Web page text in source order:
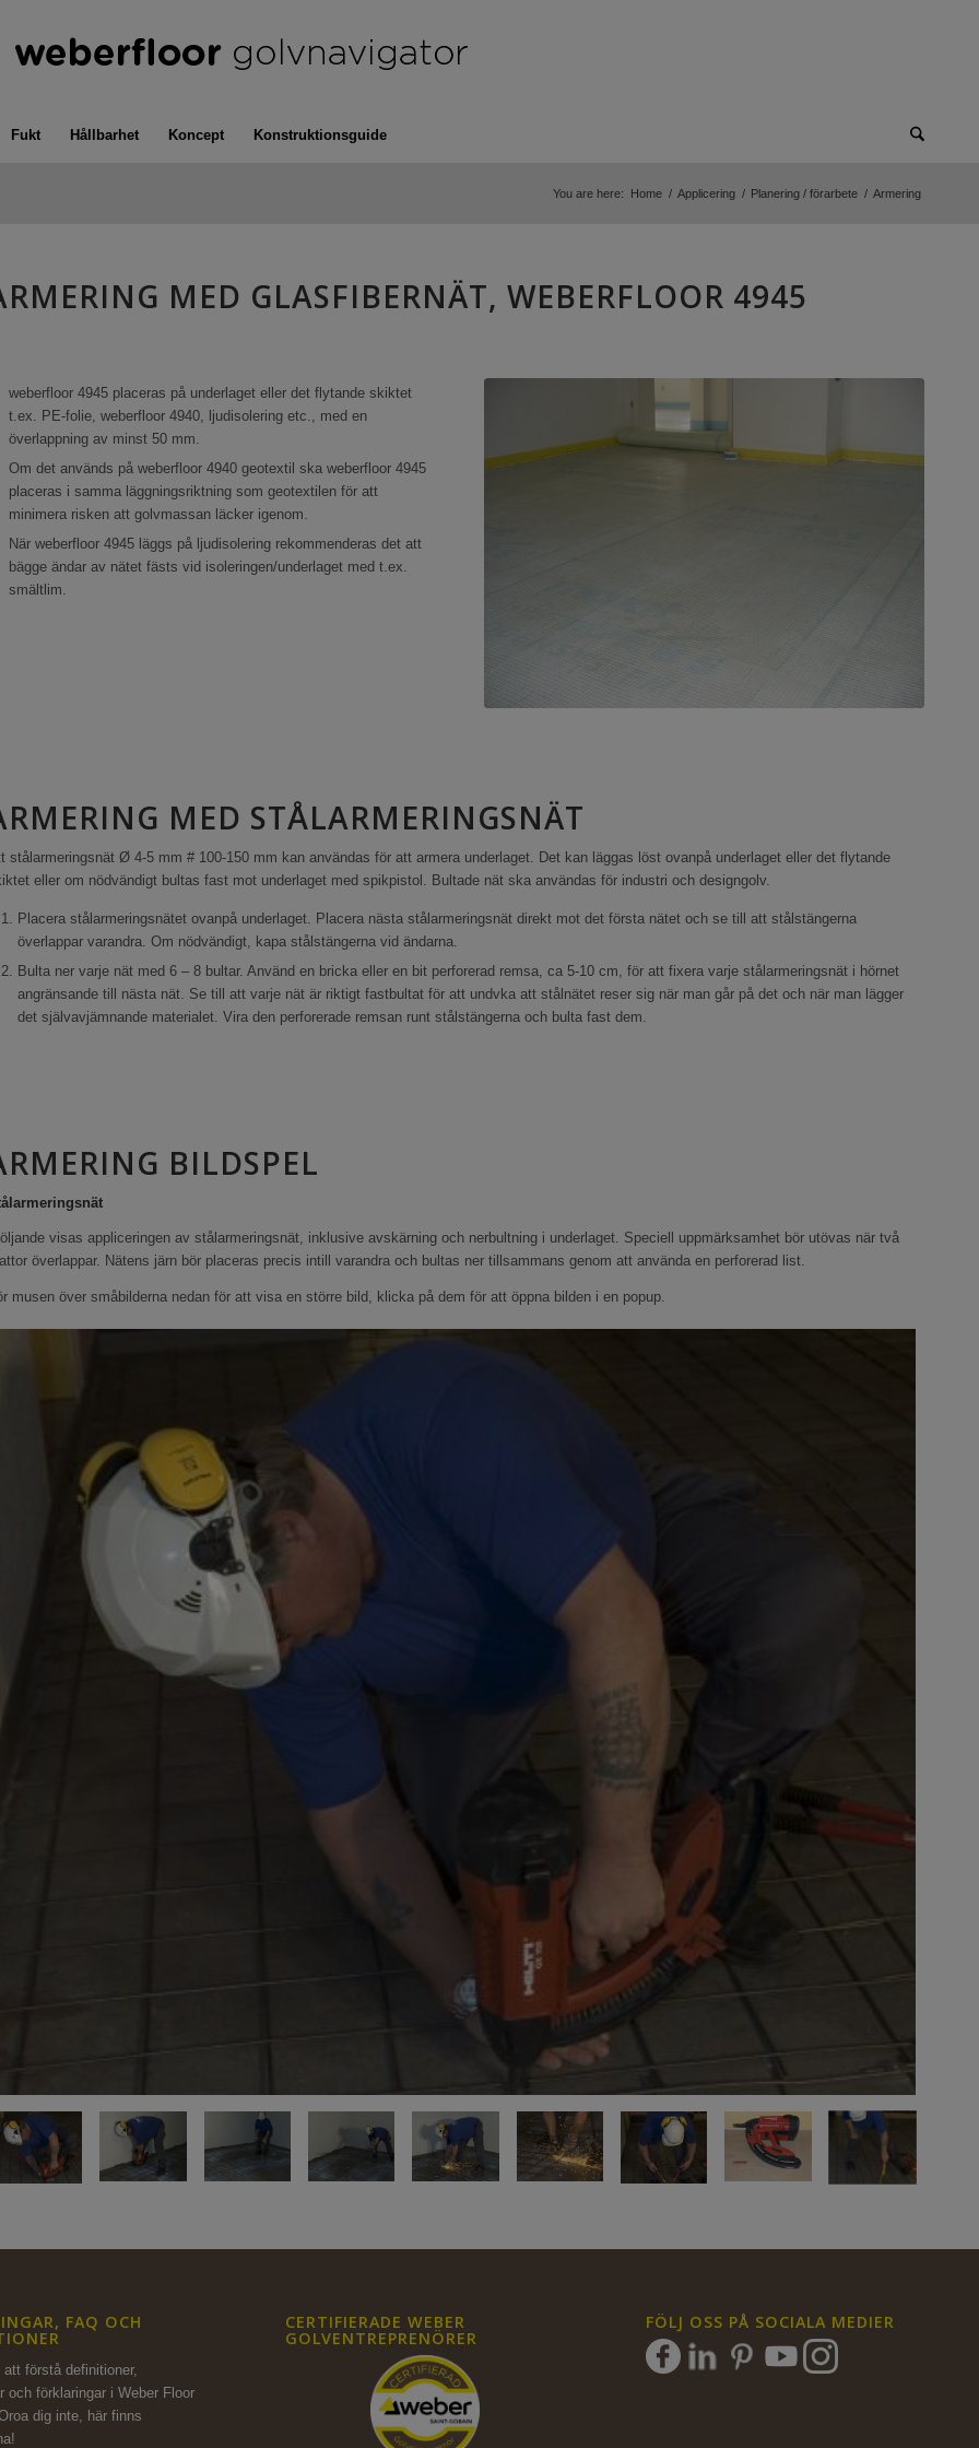
Fukt Hållbarhet Koncept Konstruktionsguide
You are here: Home / Applicering / Planering / förarbete / Armering
MED GLASFIBERNÄT, WEBERFLOOR 4945
weberfloor 4945 placeras på underlaget eller det flytande skiktet
t.ex. PE-folie, weberfloor 4940, ljudisolering etc., med en
överlappning av minst 50 mm.
Om det används på weberfloor 4940 geotextil ska weberfloor 4945
placeras i samma läggningsriktning som geotextilen för att
minimera risken att golvmassan läcker igenom.
När weberfloor 4945 läggs på ljudisolering rekommenderas det att
bägge ändar av nätet fästs vid isoleringen/underlaget med t.ex.
smältlim.
MED STÅLARMERINGSNÄT
stålarmeringsnät Ø 4-5 mm # 100-150 mm kan användas för att armera underlaget. Det kan läggas löst ovanpå underlaget eller det flytande
eller om nödvändigt bultas fast mot underlaget med spikpistol. Bultade nät ska användas för industri och designgolv.
Placera stålarmeringsnätet ovanpå underlaget. Placera nästa stålarmeringsnät direkt mot det första nätet och se till att stålstängerna
överlappar varandra. Om nödvändigt, kapa stålstängerna vid ändarna.
Bulta ner varje nät med 6 – 8 bultar. Använd en bricka eller en bit perforerad remsa, ca 5-10 cm, för att fixera varje stålarmeringsnät i hörnet
angränsande till nästa nät. Se till att varje nät är riktigt fastbultat för att undvka att stålnätet reser sig när man går på det och när man lägger
det självavjämnande materialet. Vira den perforerade remsan runt stålstängerna och bulta fast dem.
BILDSPEL
följande visas appliceringen av stålarmeringsnät, inklusive avskärning och nerbultning i underlaget. Speciell uppmärksamhet bör utövas när två
överlappar. Nätens järn bör placeras precis intill varandra och bultas ner tillsammans genom att använda en perforerad list.
musen över småbilderna nedan för att visa en större bild, klicka på dem för att öppna bilden i en popup.
FAQ OCH
att förstå definitioner,
och förklaringar i Weber Floor
dig inte, här finns
CERTIFIERADE WEBER
GOLVENTREPRENÖRER
FÖLJ OSS PÅ SOCIALA MEDIER